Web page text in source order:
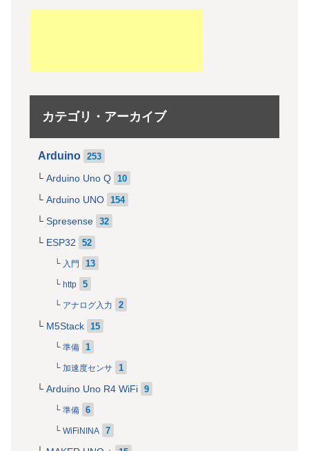
カテゴリ・アーカイブ
Arduino 253
Arduino Uno Q 10
Arduino UNO 154
Spresense 32
ESP32 52
入門 13
http 5
アナログ入力 2
M5Stack 15
準備 1
加速度センサ 1
Arduino Uno R4 WiFi 9
準備 6
WiFiNINA 7